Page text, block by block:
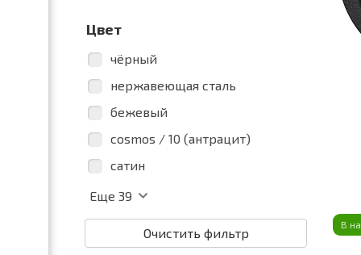
Цвет
чёрный
нержавеющая сталь
бежевый
cosmos / 10 (антрацит)
cатин
Еще 39
Очистить фильтр
В